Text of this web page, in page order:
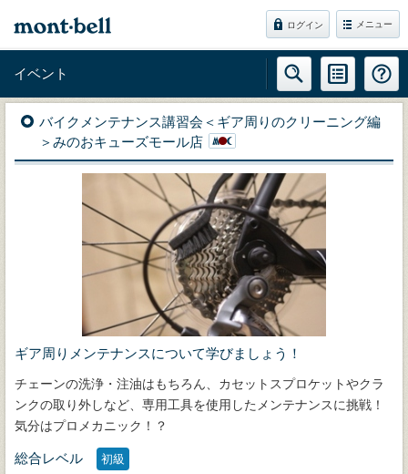
ログイン メニュー
イベント
バイクメンテナンス講習会＜ギア周りのクリーニング編
＞みのおキューズモール店
ギア周りメンテナンスについて学びましょう！
チェーンの洗浄・注油はもちろん、カセットスプロケットやクラ
ンクの取り外しなど、専用工具を使用したメンテナンスに挑戦！
気分はプロメカニック！？
総合レベル 初級